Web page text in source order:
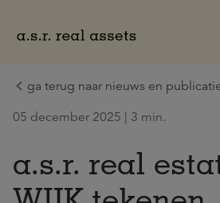
ga terug naar nieuws en
05 december 2025 | 3 min.
a.s.r. real